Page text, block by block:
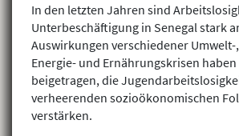
In den letzten Jahren sind
Unterbeschäftigung in Senegal stark
Auswirkungen verschiedener Umwelt-
Energie- und Ernährungskrisen haben
beigetragen, die
verheerenden sozioökonomischen
verstärken.